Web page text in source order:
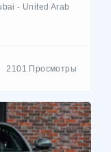
- United Arab
2101 Просмотры